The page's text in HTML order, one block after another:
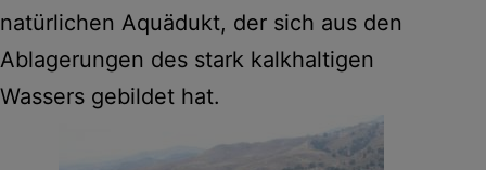
natürlichen Aquädukt, der sich aus den
Ablagerungen des stark kalkhaltigen
Wassers gebildet hat.